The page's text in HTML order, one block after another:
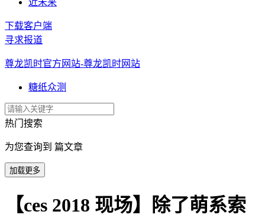
近未来
下载客户端
寻求报道
尊龙凯时官方网站-尊龙凯时网站
糖纸众测
热门搜索
为您查询到 篇文章
加载更多
【ces 2018 现场】除了萌系索